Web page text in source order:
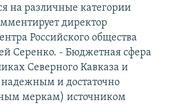
на различные категории
директор
Российского общества
Серенко. - Бюджетная сфера
Северного Кавказа и
и достаточно
меркам) источником